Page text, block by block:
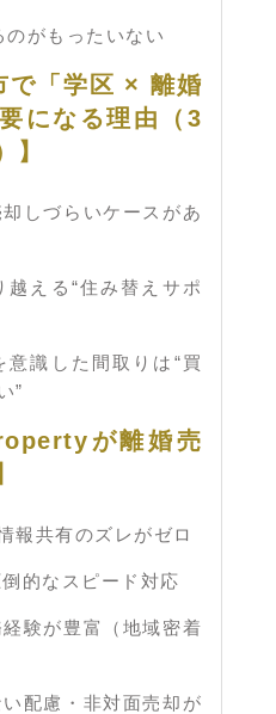
がもったいない
で「学区 × 離婚
になる理由（3
】
しづらいケースがあ
える“住み替えサポ
識した間取りは“買
”
が離婚売
共有のズレがゼロ
的なスピード対応
験が豊富（地域密着
配慮・非対面売却が